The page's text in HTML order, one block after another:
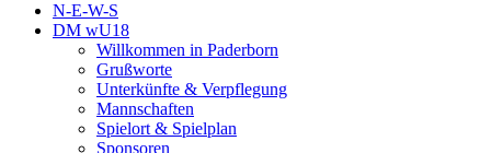
N-E-W-S
DM wU18
Willkommen in Paderborn
Grußworte
Unterkünfte & Verpflegung
Mannschaften
Spielort & Spielplan
Sponsoren